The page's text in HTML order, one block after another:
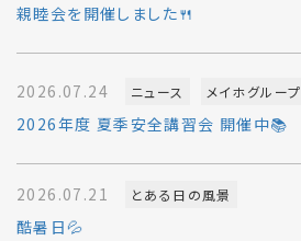
親睦会を開催しました🍴
2026.07.24 ニュース メイホグループ
2026年度 夏季安全講習会 開催中📚
2026.07.21 とある日の風景
酷暑日💦